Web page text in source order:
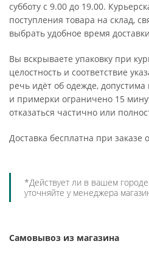
субботу с 9.00 до 19.00.
поступления товара на склад,
выбрать удобное время
Вы вскрываете упаковку при
целостность и соответствие
речь идёт об одежде,
и примерки ограничено 15
отказаться частично или
Доставка бесплатна при заказе
*Действует ли в вашем городе
уточняйте у менеджера
Самовывоз из магазина